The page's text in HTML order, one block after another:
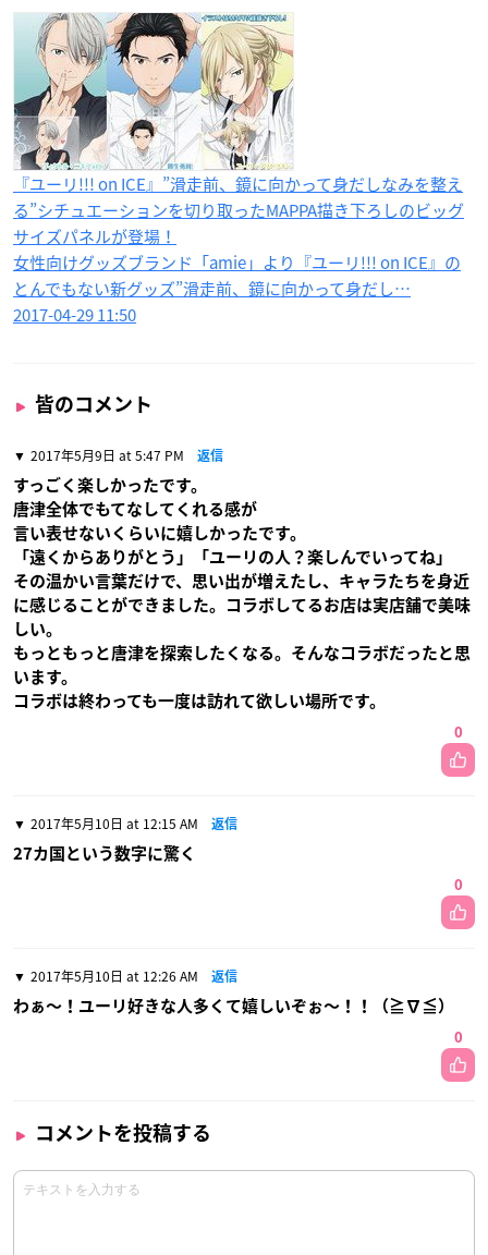
『ユーリ!!! on ICE』”滑走前、鏡に向かって身だしなみを整え
る”シチュエーションを切り取ったMAPPA描き下ろしのビッグ
サイズパネルが登場！
女性向けグッズブランド「amie」より『ユーリ!!! on ICE』の
とんでもない新グッズ”滑走前、鏡に向かって身だし…
2017-04-29 11:50
皆のコメント
2017年5月9日 at 5:47 PM 返信
すっごく楽しかったです。
唐津全体でもてなしてくれる感が
言い表せないくらいに嬉しかったです。
「遠くからありがとう」「ユーリの人？楽しんでいってね」
その温かい言葉だけで、思い出が増えたし、キャラたちを身近
に感じることができました。コラボしてるお店は実店舗で美味
しい。
もっともっと唐津を探索したくなる。そんなコラボだったと思
います。
コラボは終わっても一度は訪れて欲しい場所です。
0
2017年5月10日 at 12:15 AM 返信
27カ国という数字に驚く
0
2017年5月10日 at 12:26 AM 返信
わぁ〜！ユーリ好きな人多くて嬉しいぞぉ〜！！（≧∇≦）
0
コメントを投稿する